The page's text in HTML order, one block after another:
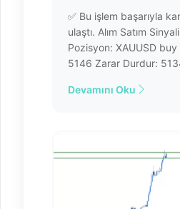
✅ Bu işlem başarıyla
ulaştı. Alım Satım
Pozisyon: XAUUSD buy
5146 Zarar Durdur:
Devamını Oku